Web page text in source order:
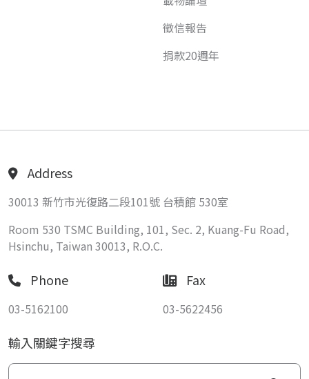
徵信報告
捐款20週年
Address
30013 新竹市光復路二段101號 台積館 530室
Room 530 TSMC Building, 101, Sec. 2, Kuang-Fu Road,
Hsinchu, Taiwan 30013, R.O.C.
Phone
03-5162100
Fax
03-5622456
輸入關鍵字搜尋